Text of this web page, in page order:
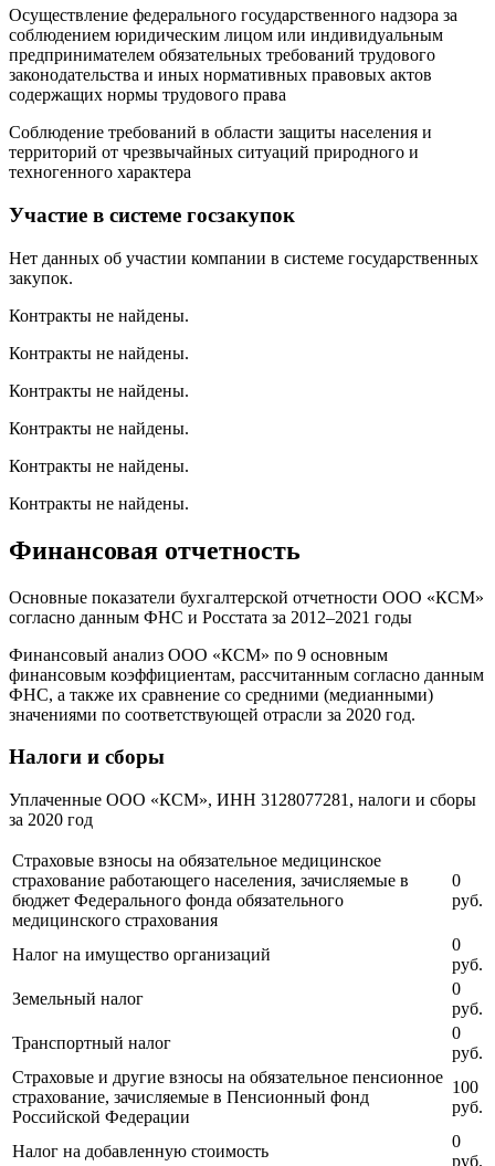
Осуществление федерального государственного надзора за
соблюдением юридическим лицом или индивидуальным
предпринимателем обязательных требований трудового
законодательства и иных нормативных правовых актов
содержащих нормы трудового права
Соблюдение требований в области защиты населения и
территорий от чрезвычайных ситуаций природного и
техногенного характера
Участие в системе госзакупок
Нет данных об участии компании в системе государственных
закупок.
Контракты не найдены.
Контракты не найдены.
Контракты не найдены.
Контракты не найдены.
Контракты не найдены.
Контракты не найдены.
Финансовая отчетность
Основные показатели бухгалтерской отчетности ООО «КСМ»
согласно данным ФНС и Росстата за 2012–2021 годы
Финансовый анализ ООО «КСМ» по 9 основным
финансовым коэффициентам, рассчитанным согласно данным
ФНС, а также их сравнение со средними (медианными)
значениями по соответствующей отрасли за 2020 год.
Налоги и сборы
Уплаченные ООО «КСМ», ИНН 3128077281, налоги и сборы
за 2020 год
Страховые взносы на обязательное медицинское
страхование работающего населения, зачисляемые в
бюджет Федерального фонда обязательного
медицинского страхования
0
руб.
Налог на имущество организаций
0
руб.
Земельный налог
0
руб.
Транспортный налог
0
руб.
Страховые и другие взносы на обязательное пенсионное
страхование, зачисляемые в Пенсионный фонд
Российской Федерации
100
руб.
Налог на добавленную стоимость
0
руб.